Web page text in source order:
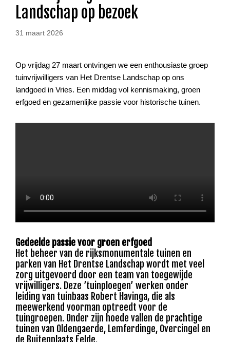
Landschap op bezoek
31 maart 2026
Op vrijdag 27 maart ontvingen we een enthousiaste groep
tuinvrijwilligers van Het Drentse Landschap op ons
landgoed in Vries. Een middag vol kennismaking, groen
erfgoed en gezamenlijke passie voor historische tuinen.
Gedeelde passie voor groen erfgoed
Het beheer van de rijksmonumentale tuinen en
parken van Het Drentse Landschap wordt met veel
zorg uitgevoerd door een team van toegewijde
vrijwilligers. Deze ’tuinploegen’ werken onder
leiding van tuinbaas Robert Havinga, die als
meewerkend voorman optreedt voor de
tuingroepen. Onder zijn hoede vallen de prachtige
tuinen van Oldengaerde, Lemferdinge, Overcingel en
de Buitenplaats Eelde.